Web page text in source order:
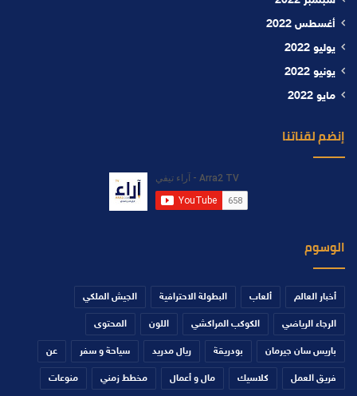
أغسطس 2022
يوليو 2022
يونيو 2022
مايو 2022
إنضم لقناتنا
الوسوم
أخبار العالم ألعاب البطولة الاحترافية الجيش الملكي
الرجاء الرياضي الكوكب المراكشي اللون المحتوى
باريس سان جيرمان بودريقة ريال مدريد سياحة و سفر عن
فريق العمل كلاسيك مال و أعمال مخطط زمني منوعات